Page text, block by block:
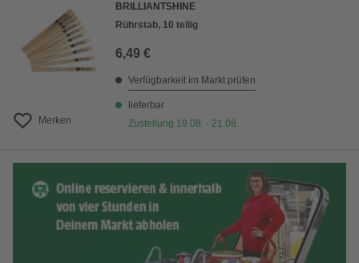
Merken
BRILLIANTSHINE
Rührstab, 10 teilig
6,49 €
Verfügbarkeit im Markt prüfen
lieferbar
Zustellung 19.08. - 21.08.